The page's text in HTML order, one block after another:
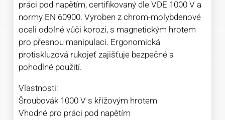
práci pod napětím, certifikovaný dle VDE 1000 V a
normy EN 60900. Vyroben z chrom-molybdenové
oceli odolné vůči korozi, s magnetickým hrotem
pro přesnou manipulaci. Ergonomická
protiskluzová rukojeť zajišťuje bezpečné a
pohodlné použití.
Vlastnosti:
Šroubovák 1000 V s křížovým hrotem
Vhodné pro práci pod napětím